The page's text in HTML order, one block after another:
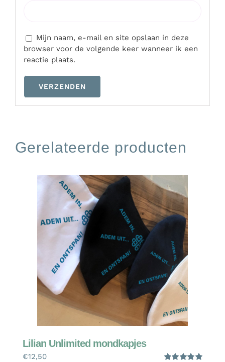
Mijn naam, e-mail en site opslaan in deze
browser voor de volgende keer wanneer ik een
reactie plaats.
Gerelateerde producten
Lilian Unlimited mondkapjes
€12,50